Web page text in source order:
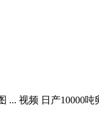
视频 日产10000